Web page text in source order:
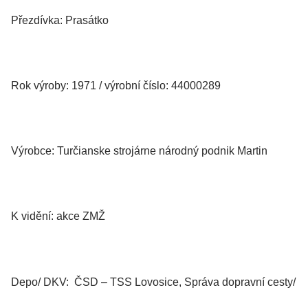
Přezdívka: Prasátko
Rok výroby: 1971 / výrobní číslo: 44000289
Výrobce: Turčianske strojárne národný podnik Martin
K vidění: akce ZMŽ
Depo/ DKV: ČSD – TSS Lovosice, Správa dopravní cesty/